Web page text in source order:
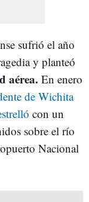
sufrió el año
y planteó
aérea. En enero
de Wichita
con un
sobre el río
Nacional